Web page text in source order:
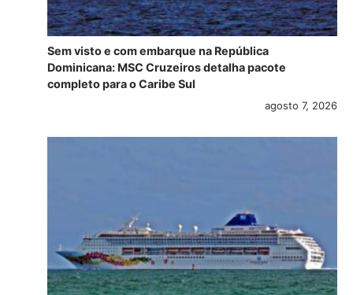
Sem visto e com embarque na República
Dominicana: MSC Cruzeiros detalha pacote
completo para o Caribe Sul
agosto 7, 2026